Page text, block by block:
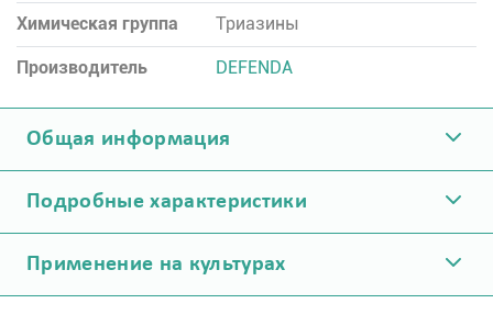
Химическая группа Триазины
Производитель DEFENDA
Общая информация
Подробные характеристики
Применение на культурах